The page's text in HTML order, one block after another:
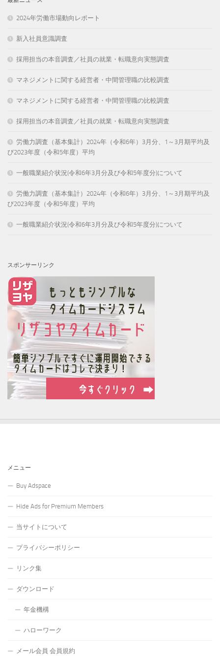
2024年労働市場動向レポート
新入社員意識調査
採用担当の本音調査／社員の就業・転職意向実態調査
マネジメントに関する経営者・中間管理職の比較調査
マネジメントに関する経営者・中間管理職の比較調査
採用担当の本音調査／社員の就業・転職意向実態調査
労働力調査（基本集計）2024年（令和6年）3月分、1～3月期平均及
び2023年度（令和5年度）平均
一般職業紹介状況(令和6年3月分及び令和5年度分)について
労働力調査（基本集計）2024年（令和6年）3月分、1～3月期平均及
び2023年度（令和5年度）平均
一般職業紹介状況(令和6年3月分及び令和5年度分)について
スポンサーリンク
メニュー
Buy Adspace
Hide Ads for Premium Members
当サイトについて
プライバシーポリシー
リンク集
ダウンロード
年金機構
ハローワーク
メール会員 会員規約